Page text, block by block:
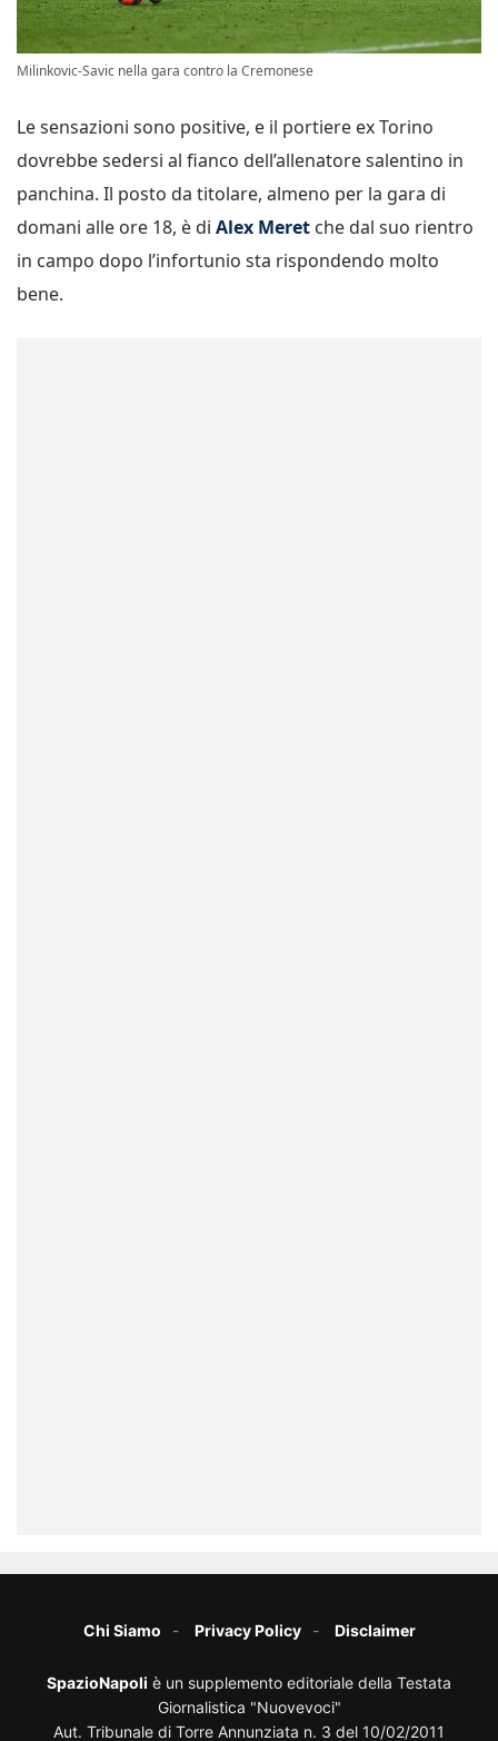
Milinkovic-Savic nella gara contro la Cremonese
Le sensazioni sono positive, e il portiere ex Torino
dovrebbe sedersi al fianco dell’allenatore salentino in
panchina. Il posto da titolare, almeno per la gara di
domani alle ore 18, è di Alex Meret che dal suo rientro
in campo dopo l’infortunio sta rispondendo molto
bene.
Chi Siamo Privacy Policy Disclaimer
SpazioNapoli è un supplemento editoriale della Testata
Giornalistica "Nuovevoci"
Aut. Tribunale di Torre Annunziata n. 3 del 10/02/2011